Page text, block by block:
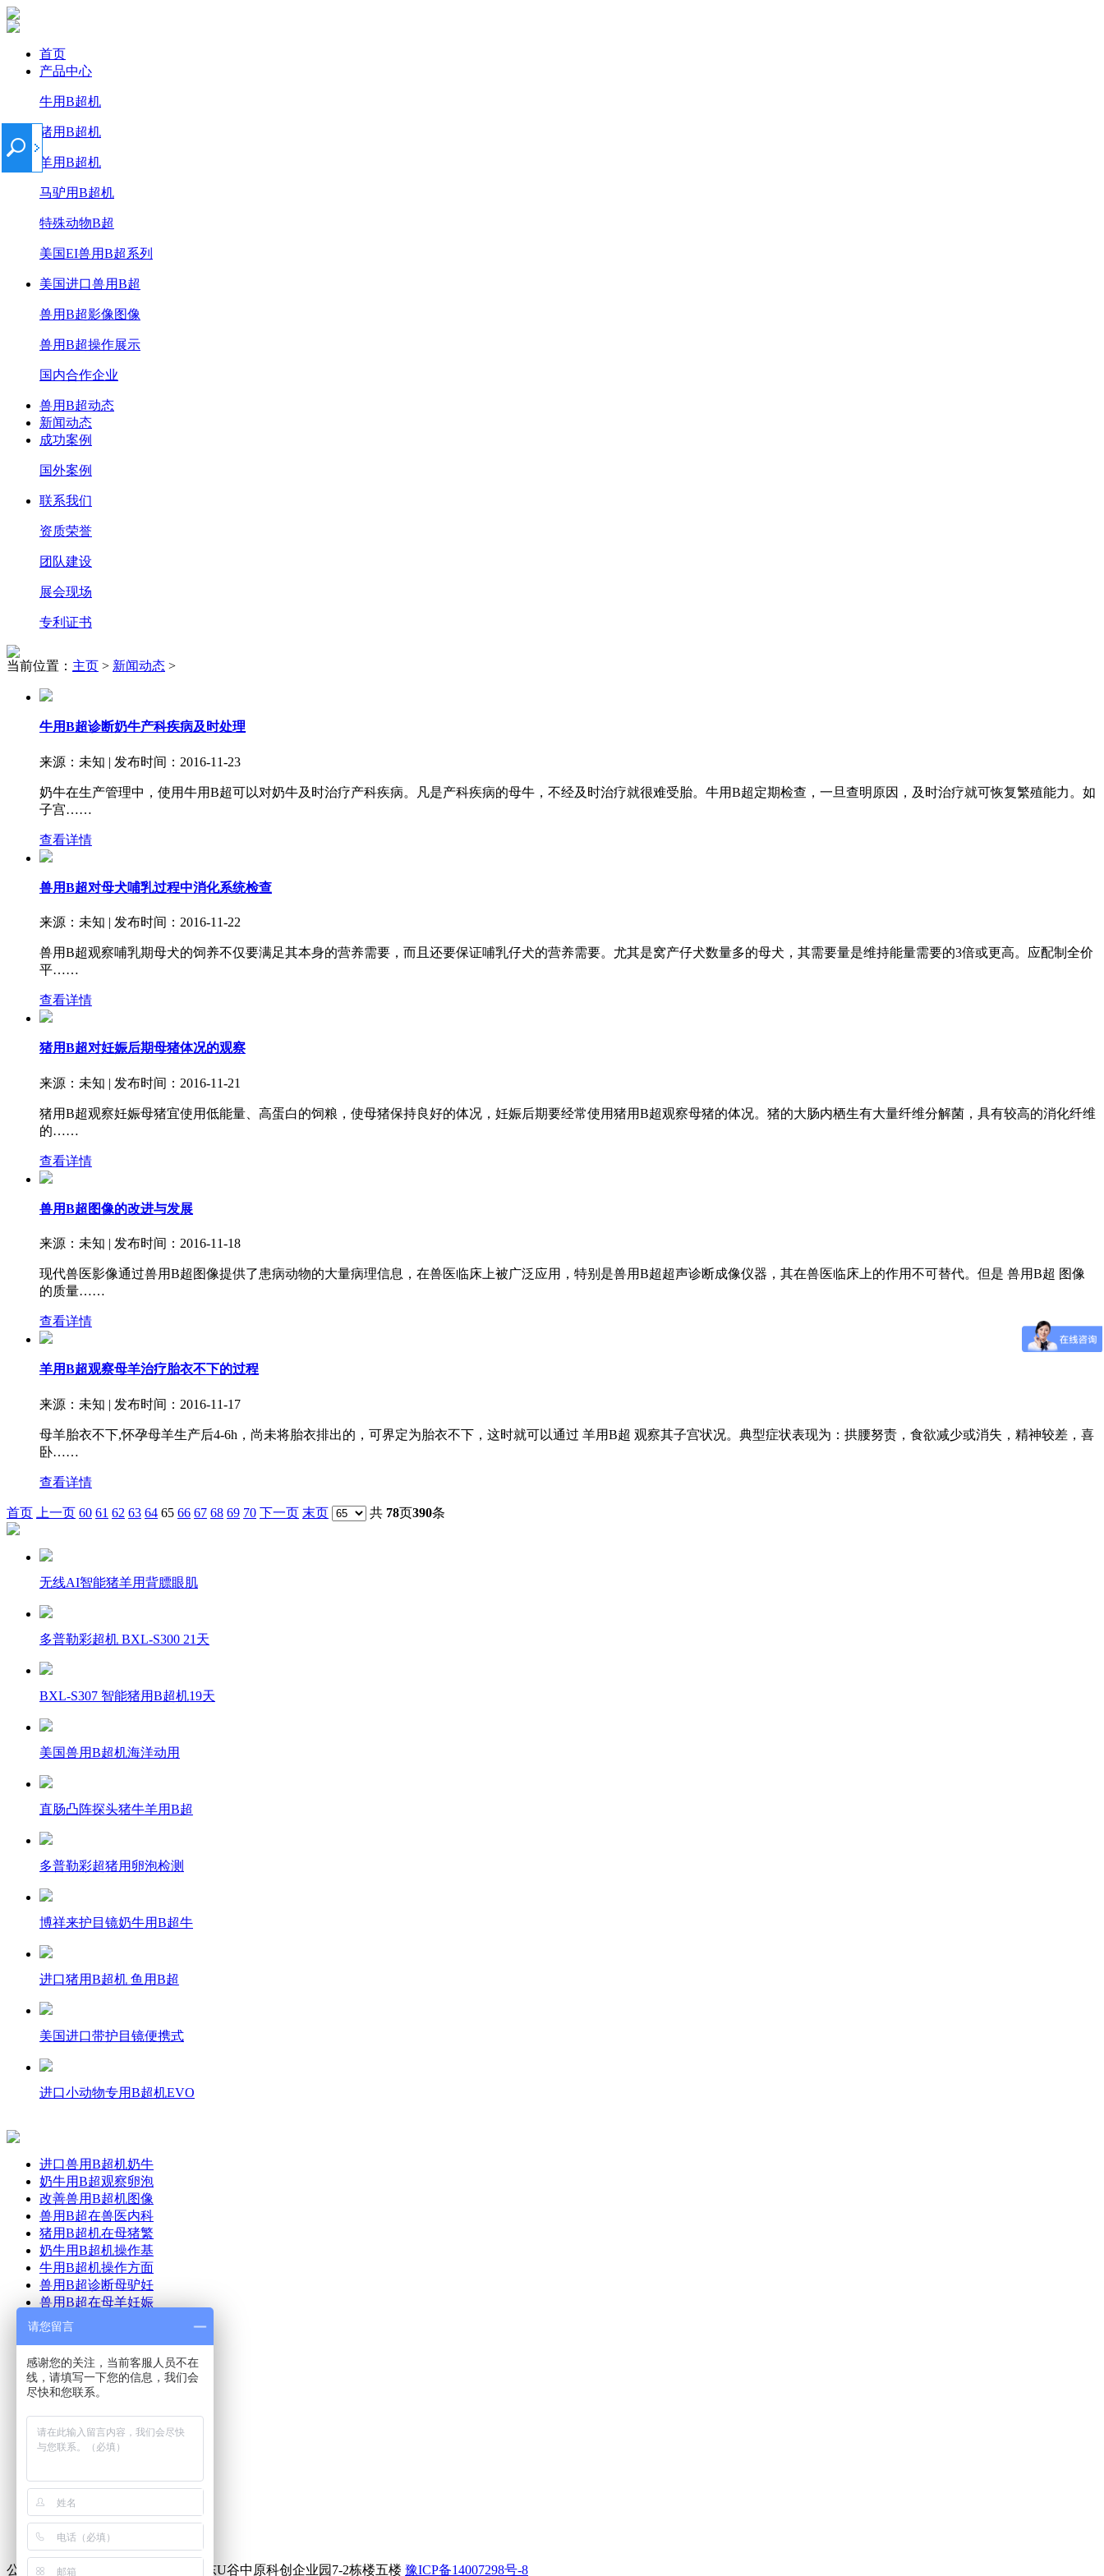
首页
产品中心
牛用B超机
猪用B超机
羊用B超机
马驴用B超机
特殊动物B超
美国EI兽用B超系列
美国进口兽用B超
兽用B超影像图像
兽用B超操作展示
国内合作企业
兽用B超动态
新闻动态
成功案例
国外案例
联系我们
资质荣誉
团队建设
展会现场
专利证书
当前位置： 主页 > 新闻动态 >
牛用B超诊断奶牛产科疾病及时处理
来源：未知 | 发布时间：2016-11-23
奶牛在生产管理中，使用牛用B超可以对奶牛及时治疗产科疾病。凡是产科疾病的母牛，不经及时治疗就很难受胎。牛用B超定期检查，一旦查明原因，及时治疗就可恢复繁殖能力。如
子宫……
查看详情
兽用B超对母犬哺乳过程中消化系统检查
来源：未知 | 发布时间：2016-11-22
兽用B超观察哺乳期母犬的饲养不仅要满足其本身的营养需要，而且还要保证哺乳仔犬的营养需要。尤其是窝产仔犬数量多的母犬，其需要量是维持能量需要的3倍或更高。应配制全价
平……
查看详情
猪用B超对妊娠后期母猪体况的观察
来源：未知 | 发布时间：2016-11-21
猪用B超观察妊娠母猪宜使用低能量、高蛋白的饲粮，使母猪保持良好的体况，妊娠后期要经常使用猪用B超观察母猪的体况。猪的大肠内栖生有大量纤维分解菌，具有较高的消化纤维
的……
查看详情
兽用B超图像的改进与发展
来源：未知 | 发布时间：2016-11-18
现代兽医影像通过兽用B超图像提供了患病动物的大量病理信息，在兽医临床上被广泛应用，特别是兽用B超超声诊断成像仪器，其在兽医临床上的作用不可替代。但是 兽用B超 图像
的质量……
查看详情
羊用B超观察母羊治疗胎衣不下的过程
来源：未知 | 发布时间：2016-11-17
母羊胎衣不下,怀孕母羊生产后4-6h，尚未将胎衣排出的，可界定为胎衣不下，这时就可以通过 羊用B超 观察其子宫状况。典型症状表现为：拱腰努责，食欲减少或消失，精神较差，喜
卧……
查看详情
首页 上一页 60 61 62 63 64 65 66 67 68 69 70 下一页 末页 共 78页390条
无线AI智能猪羊用背膘眼肌
多普勒彩超机 BXL-S300 21天
BXL-S307 智能猪用B超机19天
美国兽用B超机海洋动用
直肠凸阵探头猪牛羊用B超
多普勒彩超猪用卵泡检测
博祥来护目镜奶牛用B超牛
进口猪用B超机 鱼用B超
美国进口带护目镜便携式
进口小动物专用B超机EVO
进口兽用B超机奶牛
奶牛用B超观察卵泡
改善兽用B超机图像
兽用B超在兽医内科
猪用B超机在母猪繁
奶牛用B超机操作基
牛用B超机操作方面
兽用B超诊断母驴妊
兽用B超在母羊妊娠
猪用B超机使用方法
猪用B超使用方法及
牛用B超在奶牛生产
猪用B超多少钱
兽用B超机如何使用
首页
产品中心
兽用B超动态
新闻动态
成功案例
联系我们
公司地址：郑州市中原区化工路联东U谷中原科创企业园7-2栋楼五楼 豫ICP备14007298号-8
请您留言
感谢您的关注，当前客服人员不在
线，请填写一下您的信息，我们会
尽快和您联系。